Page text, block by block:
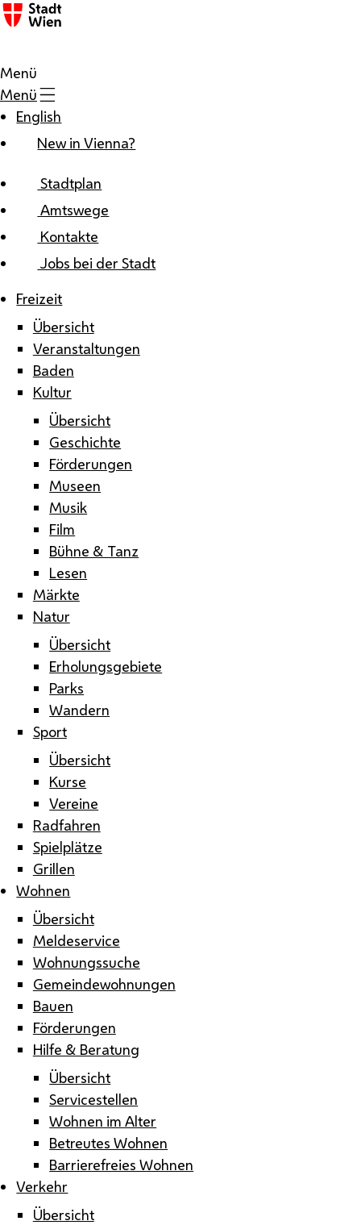
Zum Inhalt
Menü
Menü
English
New in Vienna?
Stadtplan
Amtswege
Kontakte
Jobs bei der Stadt
Freizeit
Übersicht
Veranstaltungen
Baden
Kultur
Übersicht
Geschichte
Förderungen
Museen
Musik
Film
Bühne & Tanz
Lesen
Märkte
Natur
Übersicht
Erholungsgebiete
Parks
Wandern
Sport
Übersicht
Kurse
Vereine
Radfahren
Spielplätze
Grillen
Wohnen
Übersicht
Meldeservice
Wohnungssuche
Gemeindewohnungen
Bauen
Förderungen
Hilfe & Beratung
Übersicht
Servicestellen
Wohnen im Alter
Betreutes Wohnen
Barrierefreies Wohnen
Verkehr
Übersicht